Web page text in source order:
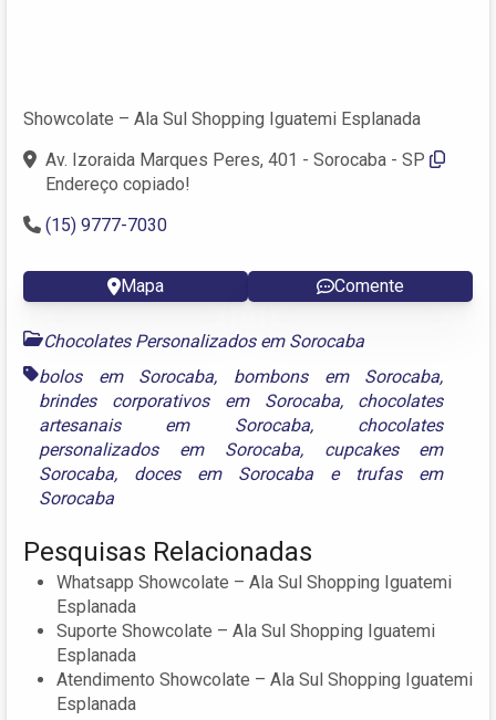
Showcolate – Ala Sul Shopping Iguatemi Esplanada
Av. Izoraida Marques Peres, 401 - Sorocaba - SP
Endereço copiado!
(15) 9777-7030
Mapa Comente
Chocolates Personalizados em Sorocaba
bolos em Sorocaba, bombons em Sorocaba,
brindes corporativos em Sorocaba, chocolates
artesanais em Sorocaba, chocolates
personalizados em Sorocaba, cupcakes em
Sorocaba, doces em Sorocaba e trufas em
Sorocaba
Pesquisas Relacionadas
Whatsapp Showcolate – Ala Sul Shopping Iguatemi
Esplanada
Suporte Showcolate – Ala Sul Shopping Iguatemi
Esplanada
Atendimento Showcolate – Ala Sul Shopping Iguatemi
Esplanada